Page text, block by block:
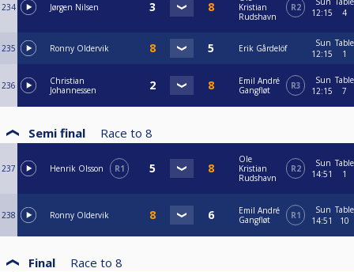
234 Jørgen Nilsen
Kristian
Rudshavn
R2
12:15
4
235 Ronny Oldervik Erik Gårdelöf
Sun
12:15
Table
1
236
Christian
Johannessen
Emil André
Gangfløt
R3
Sun
12:15
Table
7
Semi final Race to 8
237 Henrik Olsson R1
Ole
Kristian
Rudshavn
R2
Sun
14:51
Table
1
238 Ronny Oldervik
Emil André
Gangfløt
R1
Sun
14:51
Table
10
Final Race to 8